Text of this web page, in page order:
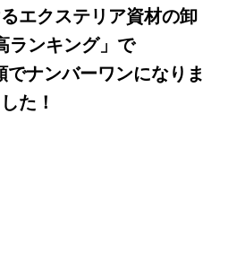
るエクステリア資材の卸
ランキング」で
ナンバーワンになりま
した！